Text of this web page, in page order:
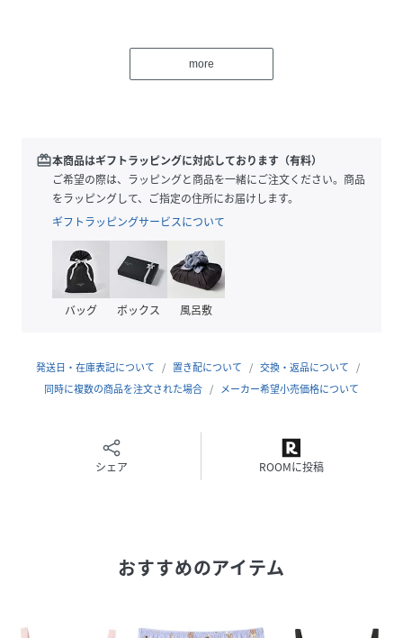
【バストの先（トップ）が目立ち始めたり、バストのふくら
からだの成長に対応
下辺部分は伸びのあるテープを使用し、気になるしめつけ
感を軽減したソフトなつけごこち
●着脱しやすいかぶりタイプ
●ふんわり、なめらかフィット
カップ裏打ちの肌側は接ぎがなく、ふんわりここちよい肌
トなジュニアのバストを保護する
※身生地の再生繊維（セルロース）は、適切に管理された
森林の木材（パルプ）から生まれた繊維です
パッド受けなし
more
redeem本商品はギフトラッピングに対応しております（有料）
ご希望の際は、ラッピングと商品を一緒にご注文ください。商品
をラッピングして、ご指定の住所にお届けします。
ギフトラッピングサービスについて
バッグ ボックス 風呂敷
発送日・在庫表記について 置き配について
交換・返品について
同時に複数の商品を注文された場合
メーカー希望小売価格について
シェア ROOMに投稿
おすすめのアイテム